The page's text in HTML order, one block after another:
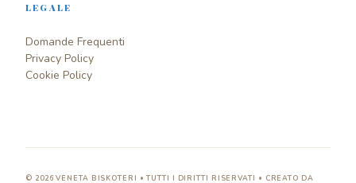
LEGALE
Domande Frequenti
Privacy Policy
Cookie Policy
© 2026 VENETA BISKOTERI • TUTTI I DIRITTI RISERVATI • CREATO DA